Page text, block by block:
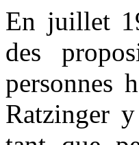
En juillet
des
personnes
Ratzinger